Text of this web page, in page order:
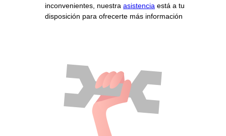
inconvenientes, nuestra asistencia está a tu
disposición para ofrecerte más información